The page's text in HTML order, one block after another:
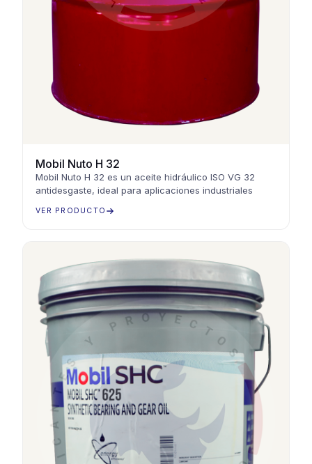
Mobil Nuto H 32
Mobil Nuto H 32 es un aceite hidráulico ISO VG 32
antidesgaste, ideal para aplicaciones industriales
VER PRODUCTO